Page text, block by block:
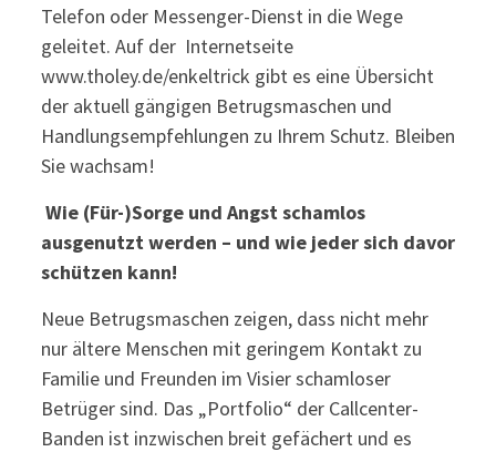
Telefon oder Messenger-Dienst in die Wege
geleitet. Auf der Internetseite
www.tholey.de/enkeltrick gibt es eine Übersicht
der aktuell gängigen Betrugsmaschen und
Handlungsempfehlungen zu Ihrem Schutz. Bleiben
Sie wachsam!
Wie (Für-)Sorge und Angst schamlos
ausgenutzt werden – und wie jeder sich davor
schützen kann!
Neue Betrugsmaschen zeigen, dass nicht mehr
nur ältere Menschen mit geringem Kontakt zu
Familie und Freunden im Visier schamloser
Betrüger sind. Das „Portfolio“ der Callcenter-
Banden ist inzwischen breit gefächert und es